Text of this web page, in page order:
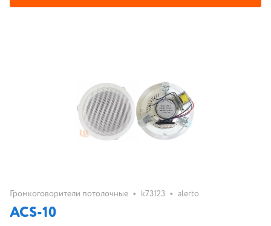
Громкоговорители потолочные • k73123 • alerto
ACS-10